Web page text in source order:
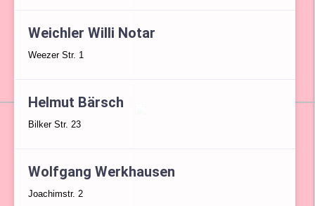
Weichler Willi Notar
Weezer Str. 1
Helmut Bärsch
Bilker Str. 23
Wolfgang Werkhausen
Joachimstr. 2